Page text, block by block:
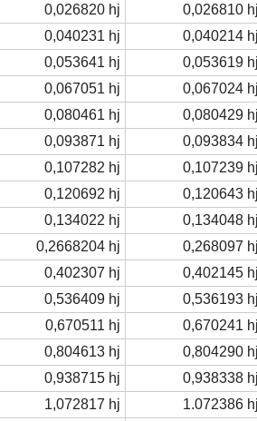
0,026820 hj 0,026810 hj
0,040231 hj 0,040214 hj
0,053641 hj 0,053619 hj
0,067051 hj 0,067024 hj
0,080461 hj 0,080429 hj
0,093871 hj 0,093834 hj
0,107282 hj 0,107239 hj
0,120692 hj 0,120643 hj
0,134022 hj 0,134048 hj
0,2668204 hj 0,268097 hj
0,402307 hj 0,402145 hj
0,536409 hj 0,536193 hj
0,670511 hj 0,670241 hj
0,804613 hj 0,804290 hj
0,938715 hj 0,938338 hj
1,072817 hj 1.072386 hj